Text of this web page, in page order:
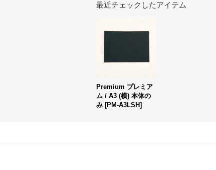
最近チェックしたアイテム
Premium プレミア
ム / A3 (横) 本体の
み [PM-A3LSH]